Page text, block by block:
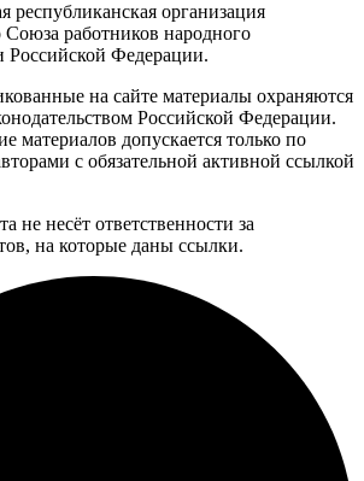
республиканская организация
работников народного
Российской Федерации.
на сайте материалы охраняются
Российской Федерации.
материалов допускается только по
с обязательной активной ссылкой
не несёт ответственности за
на которые даны ссылки.